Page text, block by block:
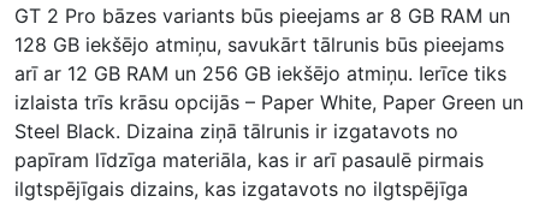
GT 2 Pro bāzes variants būs pieejams ar 8 GB RAM un
128 GB iekšējo atmiņu, savukārt tālrunis būs pieejams
arī ar 12 GB RAM un 256 GB iekšējo atmiņu. Ierīce tiks
izlaista trīs krāsu opcijās – Paper White, Paper Green un
Steel Black. Dizaina ziņā tālrunis ir izgatavots no
papīram līdzīga materiāla, kas ir arī pasaulē pirmais
ilgtspējīgais dizains, kas izgatavots no ilgtspējīga